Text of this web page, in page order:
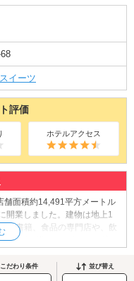
イーツ
評価
ホテルアクセス
舗面積約14,491平方メートル
開業しました。建物は地上1
、書籍、食品の専門店や、飲
など、様々なテナントが入
揃っているので、お土産のお
こだわり条件 並び替え